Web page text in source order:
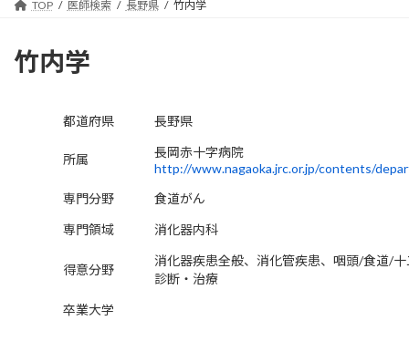
TOP 医師検索 長野県 竹内学
竹内学
都道府県 長野県
所属
長岡赤十字病院
http://www.nagaoka.jrc.or.jp/contents/
専門分野
食道がん
専門領域
消化器内科
得意分野
消化器疾患全般、消化管疾患、咽頭/食道/
診断・治療
卒業大学